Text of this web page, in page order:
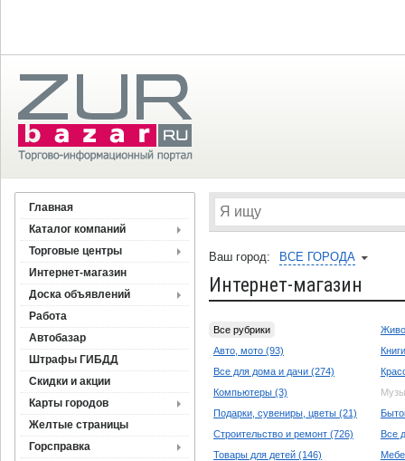
Главная
Каталог компаний
Торговые центры
Интернет-магазин
Доска объявлений
Работа
Автобазар
Штрафы ГИБДД
Скидки и акции
Карты городов
Желтые страницы
Горсправка
Ваш город: ВСЕ ГОРОДА
Интернет-магазин
Все рубрики
Авто, мото (93)
Все для дома и дачи (274)
Компьютеры (3)
Подарки, сувениры, цветы (21)
Строительство и ремонт (726)
Товары для детей (146)
Все